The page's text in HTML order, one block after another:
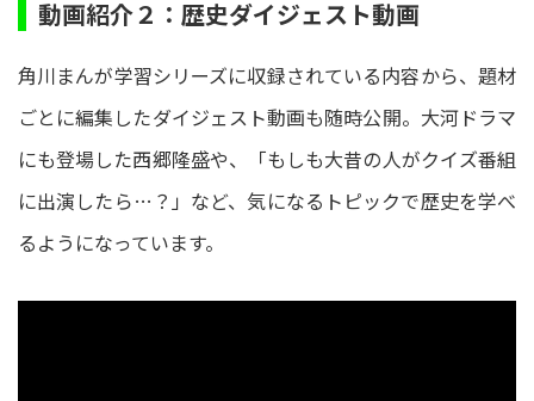
動画紹介２：歴史ダイジェスト動画
角川まんが学習シリーズに収録されている内容から、題材
ごとに編集したダイジェスト動画も随時公開。大河ドラマ
にも登場した西郷隆盛や、「もしも大昔の人がクイズ番組
に出演したら…？」など、気になるトピックで歴史を学べ
るようになっています。